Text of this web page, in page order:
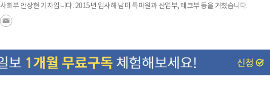
사회부 안상현 기자입니다. 2015년 입사해 남미 특파원과 산업부, 테크부 등을 거쳤습니다.